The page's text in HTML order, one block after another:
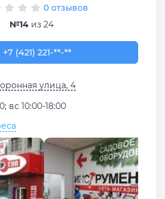
0 отзывов
№14 из 24
+7 (421) 221-22-22
+7 (421) 221-**-**
улица, 4
вс 10:00-18:00